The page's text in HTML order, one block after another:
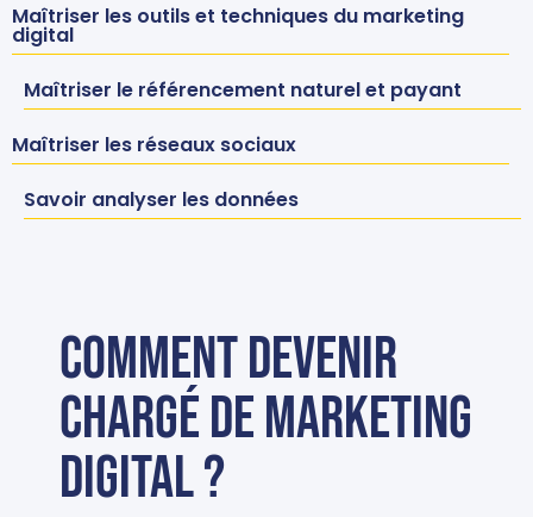
Maîtriser les outils et techniques du marketing
digital
Maîtriser le référencement naturel et payant
Maîtriser les réseaux sociaux
Savoir analyser les données
Comment devenir
chargé de marketing
digital ?